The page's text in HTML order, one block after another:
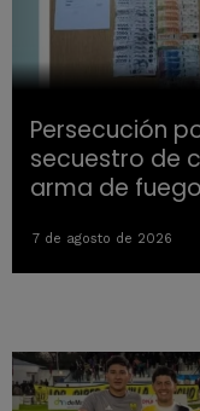
Persecución
secuestro de
arma de fuego
7 de agosto de 2026